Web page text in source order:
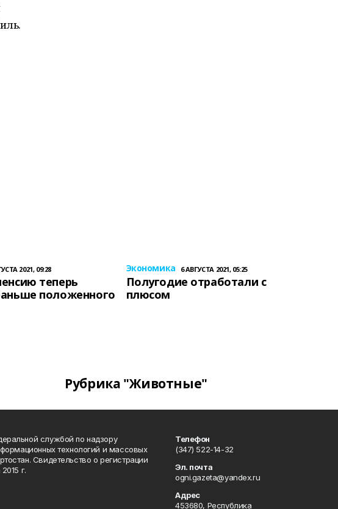
2021, 09:28
теперь
положенного
Экономика 6 АВГУСТА 2021, 05:25
Полугодие отработали с
плюсом
Рубрика "Животные"
службой по надзору
технологий и массовых
Свидетельство о регистрации
г.
Телефон
(347) 522-14-32
Эл. почта
ogni.gazeta@yandex.ru
Адрес
453680, Республика